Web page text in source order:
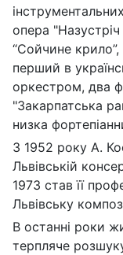
опера
“Сойчине крило”,
перший в
оркестром, два
"Закарпатська
низка
З 1952 року А.
Львівській
1973 став її
Львівську
В останні роки
терпляче